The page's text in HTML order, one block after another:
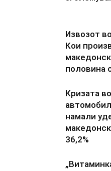
Извозот
Кои
половина
Кризата
намали
36,2%